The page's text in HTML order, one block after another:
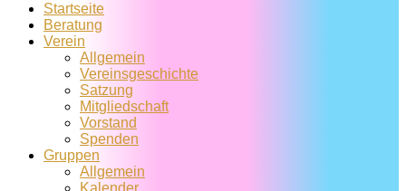
Startseite
Beratung
Verein
Allgemein
Vereins­geschichte
Satzung
Mitglied­schaft
Vorstand
Spenden
Gruppen
Allgemein
Kalender